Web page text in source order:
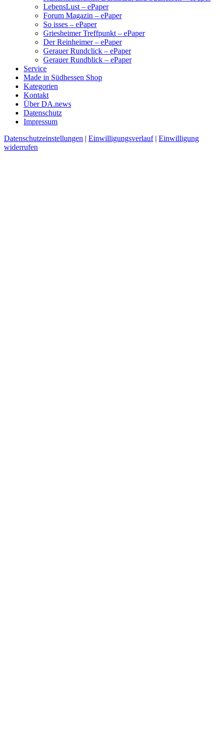
LebensLust – ePaper
Forum Magazin – ePaper
So isses – ePaper
Griesheimer Treffpunkt – ePaper
Der Reinheimer – ePaper
Gerauer Rundclick – ePaper
Gerauer Rundblick – ePaper
Service
Made in Südhessen Shop
Kategorien
Kontakt
Über DA.news
Datenschutz
Impressum
Datenschutzeinstellungen
Einwilligungsverlauf| Einwilligung
widerrufen